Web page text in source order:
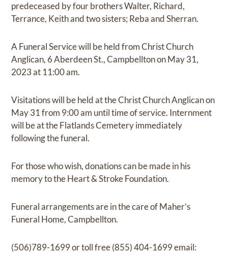
predeceased by four brothers Walter, Richard,
Terrance, Keith and two sisters; Reba and Sherran.
A Funeral Service will be held from Christ Church
Anglican, 6 Aberdeen St., Campbellton on May 31,
2023 at 11:00 am.
Visitations will be held at the Christ Church Anglican on
May 31 from 9:00 am until time of service. Internment
will be at the Flatlands Cemetery immediately
following the funeral.
For those who wish, donations can be made in his
memory to the Heart & Stroke Foundation.
Funeral arrangements are in the care of Maher’s
Funeral Home, Campbellton.
(506)789-1699 or toll free (855) 404-1699 email: